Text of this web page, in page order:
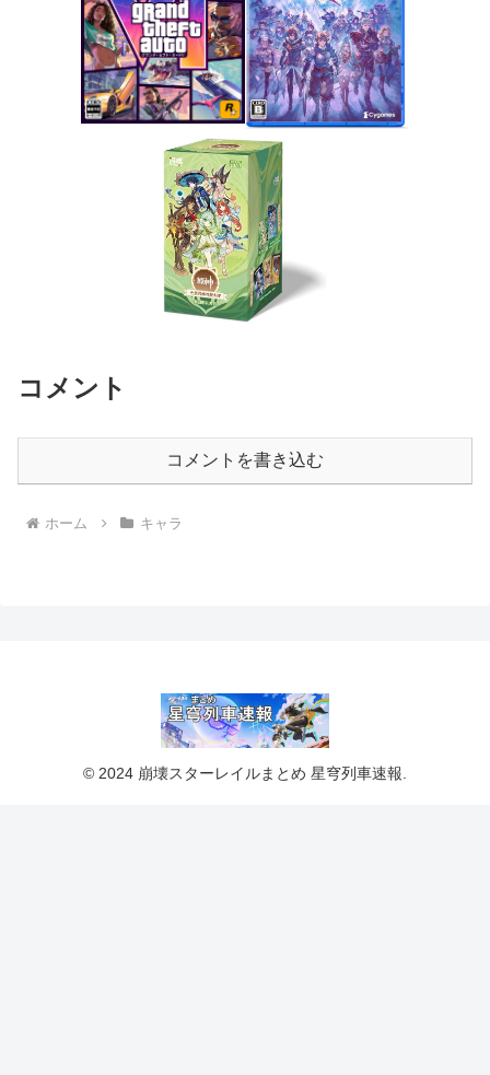
コメント
コメントを書き込む
ホーム キャラ
© 2024 崩壊スターレイルまとめ 星穹列車速報.